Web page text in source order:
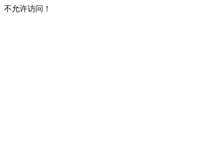
不允许访问！